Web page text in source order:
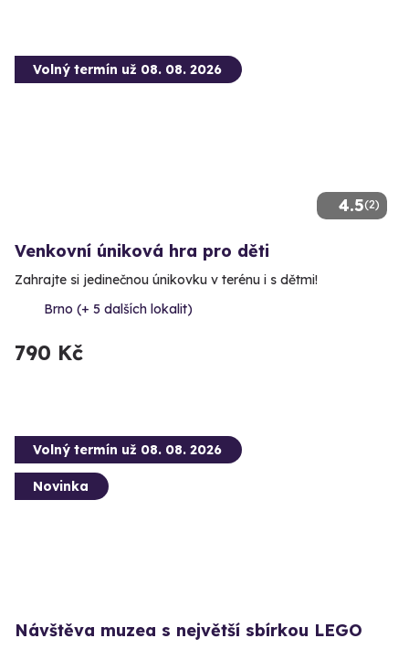
4.5(2)
Volný termín už 08. 08. 2026
Venkovní úniková hra pro děti
Zahrajte si jedinečnou únikovku v terénu i s dětmi!
Brno (+ 5 dalších lokalit)
790 Kč
Volný termín už 08. 08. 2026
Novinka
Návštěva muzea s největší sbírkou LEGO